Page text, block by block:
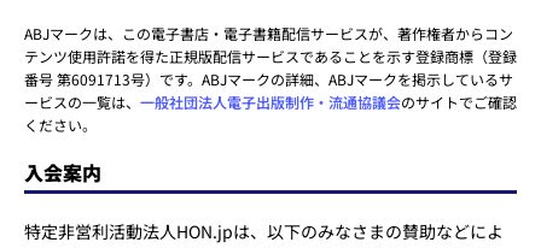
ABJマークは、この電子書店・電子書籍配信サービスが、著作権者からコン
テンツ使用許諾を得た正規版配信サービスであることを示す登録商標（登録
番号 第6091713号）です。ABJマークの詳細、ABJマークを掲示しているサ
ービスの一覧は、 一般社団法人電子出版制作・流通協議会のサイトでご確認
ください。
入会案内
特定非営利活動法人HON.jpは、以下のみなさまの賛助などによ